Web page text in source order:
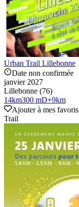
Urban Trail Lillebonne
Date non confirmée
janvier 2027
Lillebonne (76)
14km300 mD+9km
Ajouter à mes favoris
Trail